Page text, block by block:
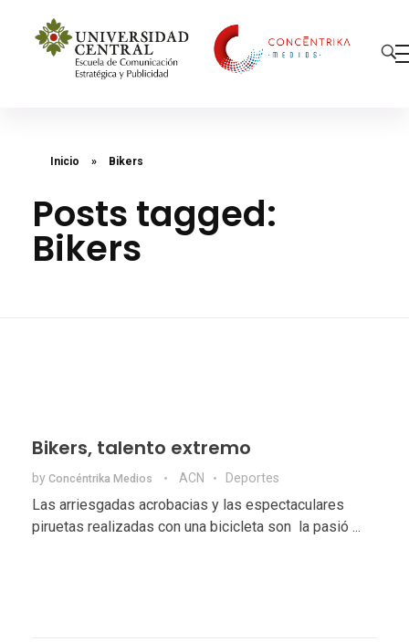
Inicio » Bikers
Posts tagged:
Bikers
Bikers, talento extremo
by Concéntrika Medios ACN Deportes
Las arriesgadas acrobacias y las espectaculares
piruetas realizadas con una bicicleta son la pasió ...